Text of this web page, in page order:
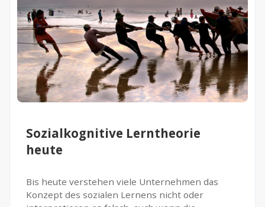
Sozialkognitive Lerntheorie
heute
Bis heute verstehen viele Unternehmen das
Konzept des sozialen Lernens nicht oder